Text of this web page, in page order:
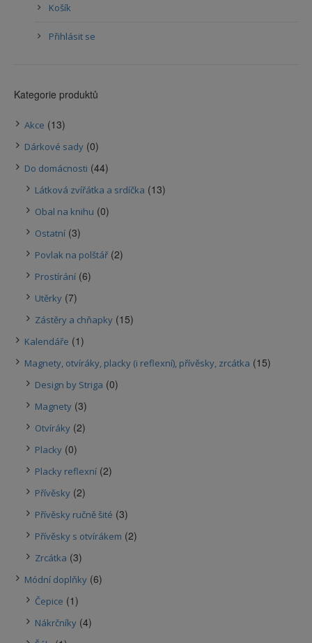
Košík
Přihlásit se
Kategorie produktů
Akce (13)
Dárkové sady (0)
Do domácnosti (44)
Látková zvířátka a srdíčka (13)
Obal na knihu (0)
Ostatní (3)
Povlak na polštář (2)
Prostírání (6)
Utěrky (7)
Zástěry a chňapky (15)
Kalendáře (1)
Magnety, otvíráky, placky (i reflexní), přívěsky, zrcátka (15)
Design by Striga (0)
Magnety (3)
Otvíráky (2)
Placky (0)
Placky reflexní (2)
Přívěsky (2)
Přívěsky ručně šité (3)
Přívěsky s otvírákem (2)
Zrcátka (3)
Módní doplňky (6)
Čepice (1)
Nákrčníky (4)